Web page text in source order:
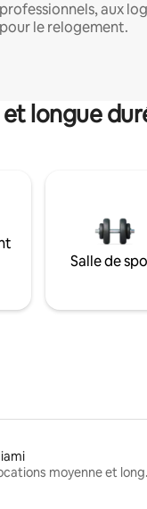
professionnels, aux
pour le relogement.
longue
Salle de